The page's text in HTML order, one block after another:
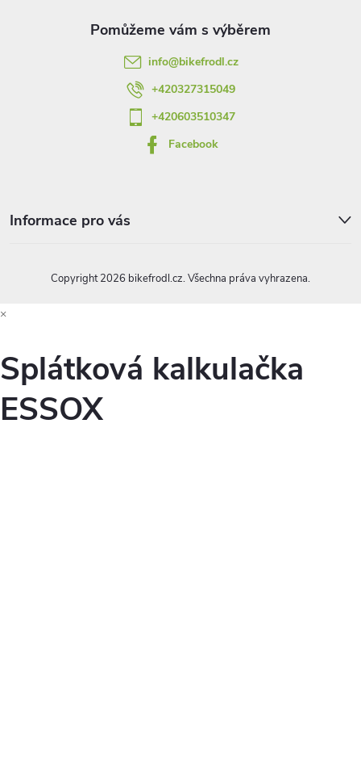
info@bikefrodl.cz
+420327315049
+420603510347
Facebook
Informace pro vás
Copyright 2026 bikefrodl.cz. Všechna práva vyhrazena.
×
Splátková kalkulačka
ESSOX